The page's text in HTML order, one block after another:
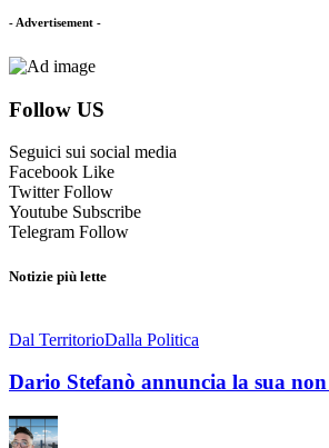
- Advertisement -
Follow US
Seguici sui social media
Facebook Like
Twitter Follow
Youtube Subscribe
Telegram Follow
Notizie più lette
Dal TerritorioDalla Politica
Dario Stefanò annuncia la sua